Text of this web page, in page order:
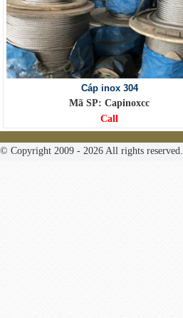
Cáp inox 304
Mã SP: Capinoxcc
Call
© Copyright 2009 - 2026 All rights reserved.